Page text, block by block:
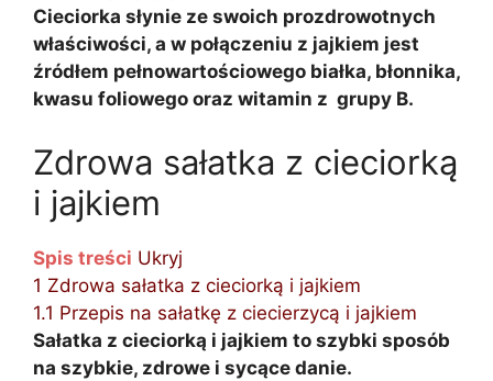
Cieciorka słynie ze swoich prozdrowotnych
właściwości, a w połączeniu z jajkiem jest
źródłem pełnowartościowego białka, błonnika,
kwasu foliowego oraz witamin z grupy B.
Zdrowa sałatka z cieciorką
i jajkiem
Spis treści Ukryj
1 Zdrowa sałatka z cieciorką i jajkiem
1.1 Przepis na sałatkę z ciecierzycą i jajkiem
Sałatka z cieciorką i jajkiem to szybki sposób
na szybkie, zdrowe i sycące danie.